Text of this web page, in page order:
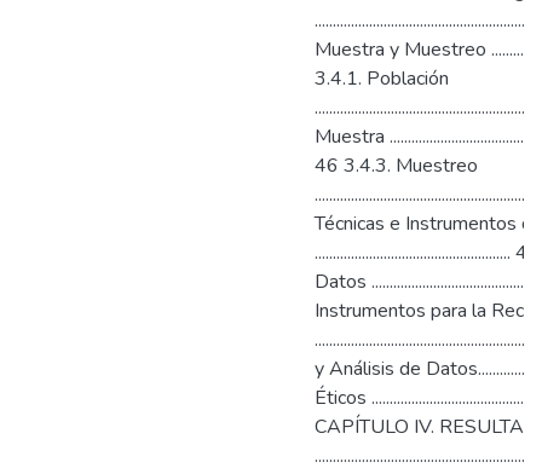
Muestra y Muestreo
3.4.1. Población
Muestra
46 3.4.3. Muestreo
Técnicas e Instrumentos
Datos
Instrumentos para la
y Análisis de
Éticos
CAPÍTULO IV.